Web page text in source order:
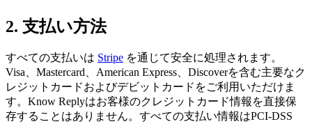
2. 支払い方法
すべての支払いは Stripe を通じて安全に処理されます。
Visa、Mastercard、American Express、Discoverを含む主要なク
レジットカードおよびデビットカードをご利用いただけま
す。Know Replyはお客様のクレジットカード情報を直接保
存することはありません。すべての支払い情報はPCI-DSS